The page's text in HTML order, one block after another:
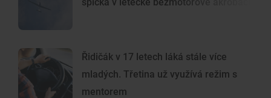
Řidičák v 17 letech láká stále více
mladých. Třetina už využívá režim s
mentorem